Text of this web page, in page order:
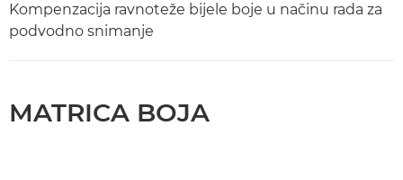
Kompenzacija ravnoteže bijele boje u načinu rada za
podvodno snimanje
MATRICA BOJA